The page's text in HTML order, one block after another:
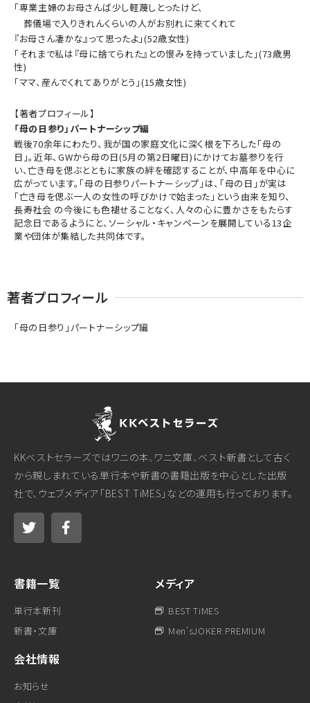
「専業主婦のお母さんば少し軽蔑しとったけど、
葬儀場で入りきれんくらいの人がお別れに来てくれて
『お母さん凄かな』って思ったよ」(52歳女性)
「それまで私は『母に捨てられた』との恨みを持っていました」(73歳男
性)
「ママ、産んでくれてありがとう」(15歳女性)
【著者プロフィール】
「母の日参り」パートナーシップ編
戦後70余年にわたり、我が国の家庭文化に深く根を下ろした「母の
日」。近年、GWから母の日(5月の第2日曜日)にかけてお墓参りを行
い、亡き母を偲ぶとともに家族の絆を確認することが、中高年を中心に
広がっています。「母の日参りパートナーシップ」は、「母の日」が実は
「亡き母を偲ぶ一人の女性の呼びかけで始まった」という由来を知り、
長寿社会 の今後にも色褪せることなく、人々の心に豊かさをもたらす
記念日であるようにと、ソーシャル・キャンペーンを展開している13企
業や団体が集結した共同体です。
著者プロフィール
「母の日参り」パートナーシップ編
KKベストセラーズではワニの本、ワニ文庫、ベスト新書として古く
から親しまれている単行本や新書の書籍出版を中心とした出版
社で、ウェブメディア「BEST TiMES」などの運用も行っております。
書籍一覧
単行本新刊
新書・文庫
メディア
BEST TiMES
Men'sJOKER PREMIUM
会社情報
お知らせ